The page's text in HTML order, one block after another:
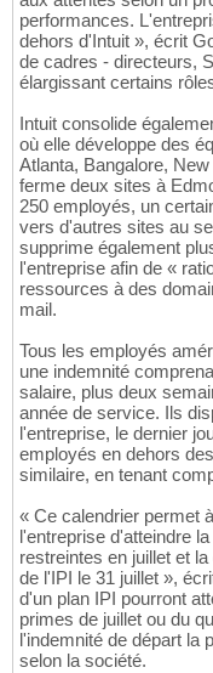
performances.
dehors d'Intuit », écrit
de cadres - directeurs,
élargissant certains
Intuit consolide
où elle développe des
Atlanta, Bangalore,
ferme deux sites à
250 employés, un
vers d'autres sites au
supprime également
l'entreprise afin de «
ressources à des
mail.
Tous les employés
une indemnité
salaire, plus deux
année de service. Ils
l'entreprise, le dernier
employés en dehors
similaire, en tenant
« Ce calendrier permet
l'entreprise d'atteindre
restreintes en juillet et
de l'IPI le 31 juillet »,
d'un plan IPI pourront
primes de juillet ou du
l'indemnité de départ la
selon la société.